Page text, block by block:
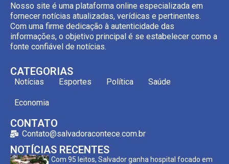
Nosso site é uma plataforma online especializada em
fornecer notícias atualizadas, verídicas e pertinentes.
Com uma firme dedicação à autenticidade das
informações, o objetivo principal é se estabelecer como a
fonte confiável de notícias.
CATEGORIAS
Notícias Esportes Política Saúde
Economia
CONTATO
Contato@salvadoracontece.com.br
NOTÍCIAS RECENTES
Com 95 leitos, Salvador ganha hospital focado em